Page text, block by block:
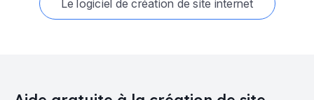
Le logiciel de création de site internet